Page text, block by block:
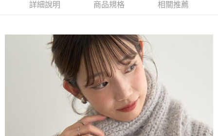
流程，驗證手機門號後，選擇欲分期的期數、繳款截止日，確認付款後即完
消。如遇「轉專審核」未通過狀況，表示未達大哥付你分期系統評分，恕無
法說明評估內容。
【繳款方式說明】
1.分期款項不併入電信帳單，「大哥付你分期」於每月結算日後寄送繳費提
2.透過簡訊連結打開帳單後，可選擇「超商條碼／台灣大直營門市／銀行轉
帳／街口支付／iPASS MONEY」等通路繳費。
1.本服務係由「台灣大哥大股份有限公司」（以下簡稱本公司）所提供，讓
用戶於交易時，得透過本服務購買商品或服務，並由商店將買賣／分期付款
【關於「AFTEE先享後付」】
１．簡單：不需註冊會員、不需綁卡、不需儲值。
２．便利：只要手機號碼，簡訊認證，即可結帳。
３．安心：先確認商品／服務後，再付款。
【「AFTEE先享後付」結帳流程】
１．於結帳方式選擇「AFTEE先享後付」後，將跳轉至「AFTEE先享後付」
結帳頁面，進行簡訊認證並確認金額後，即可完成結帳。
２．訂單成立數日內，您將收到繳費通知簡訊。
３．收到繳費通知簡訊後14天內，點擊此簡訊中的連結，可透過四大超商／
ATM／網路銀行／等多元方式進行付款，方視為交易完成。
※ 請注意：結帳手續完成當下不需立刻繳費，但若您需要取消訂單，請聯絡
購買商品的店家。未經商家同意取消之訂單仍視為有效，需透過AFTEE先享
每筆NT$60，滿NT$388(含以上)免運費
每筆NT$60，滿NT$388(含以上)免運費
每筆NT$60，滿NT$888(含以上)免運費
詳細說明 商品規格 相關推薦